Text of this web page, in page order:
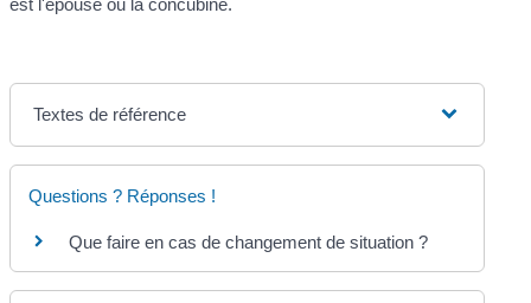
Textes de référence
Questions ? Réponses !
Que faire en cas de changement de situation ?